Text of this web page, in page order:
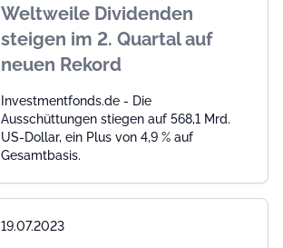
Weltweile Dividenden
steigen im 2. Quartal auf
neuen Rekord
Investmentfonds.de - Die
Ausschüttungen stiegen auf 568,1 Mrd.
US-Dollar, ein Plus von 4,9 % auf
Gesamtbasis.
19.07.2023